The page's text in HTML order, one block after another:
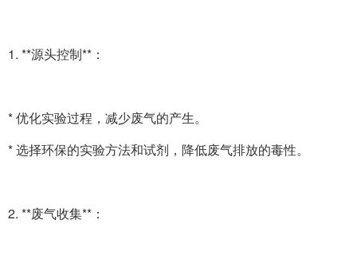
1. **源头控制**：
* 优化实验过程，减少废气的产生。
* 选择环保的实验方法和试剂，降低废气排放的毒性。
2. **废气收集**：